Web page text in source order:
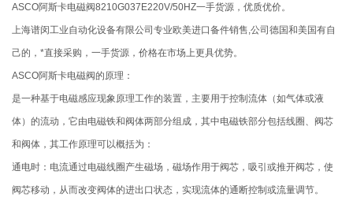
ASCO阿斯卡电磁阀8210G037E220V/50HZ一手货源，优质优价。
上海谱闵工业自动化设备有限公司专业欧美进口备件销售,公司德国和美国有自
己的，*直接采购，一手货源，价格在市场上更具优势。
ASCO阿斯卡电磁阀的原理：
是一种基于电磁感应现象原理工作的装置，主要用于控制流体（如气体或液
体）的流动，它由电磁铁和阀体两部分组成，其中电磁铁部分包括线圈、阀芯
和阀体，其工作原理可以概括为：
通电时：电流通过电磁线圈产生磁场，磁场作用于阀芯，吸引或推开阀芯，使
阀芯移动，从而改变阀体的进出口状态，实现流体的通断控制或流量调节。